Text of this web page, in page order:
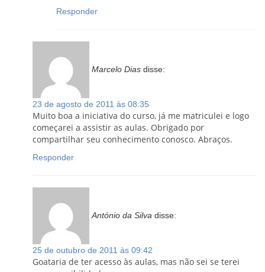
Responder
Marcelo Dias disse:
23 de agosto de 2011 às 08:35
Muito boa a iniciativa do curso, já me matriculei e logo
começarei a assistir as aulas. Obrigado por
compartilhar seu conhecimento conosco. Abraços.
Responder
António da Silva disse:
25 de outubro de 2011 às 09:42
Goataria de ter acesso às aulas, mas não sei se terei